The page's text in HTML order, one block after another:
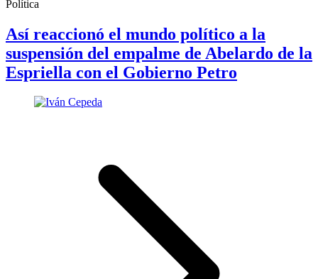
Política
Así reaccionó el mundo político a la
suspensión del empalme de Abelardo de la
Espriella con el Gobierno Petro